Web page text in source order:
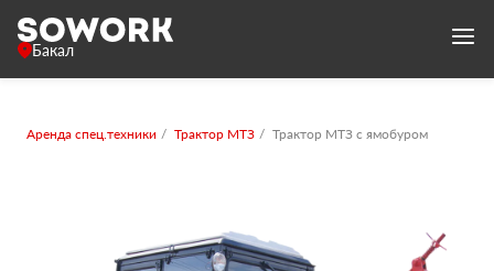
Бакал
Аренда спец.техники Трактор МТЗ Трактор МТЗ с ямобуром